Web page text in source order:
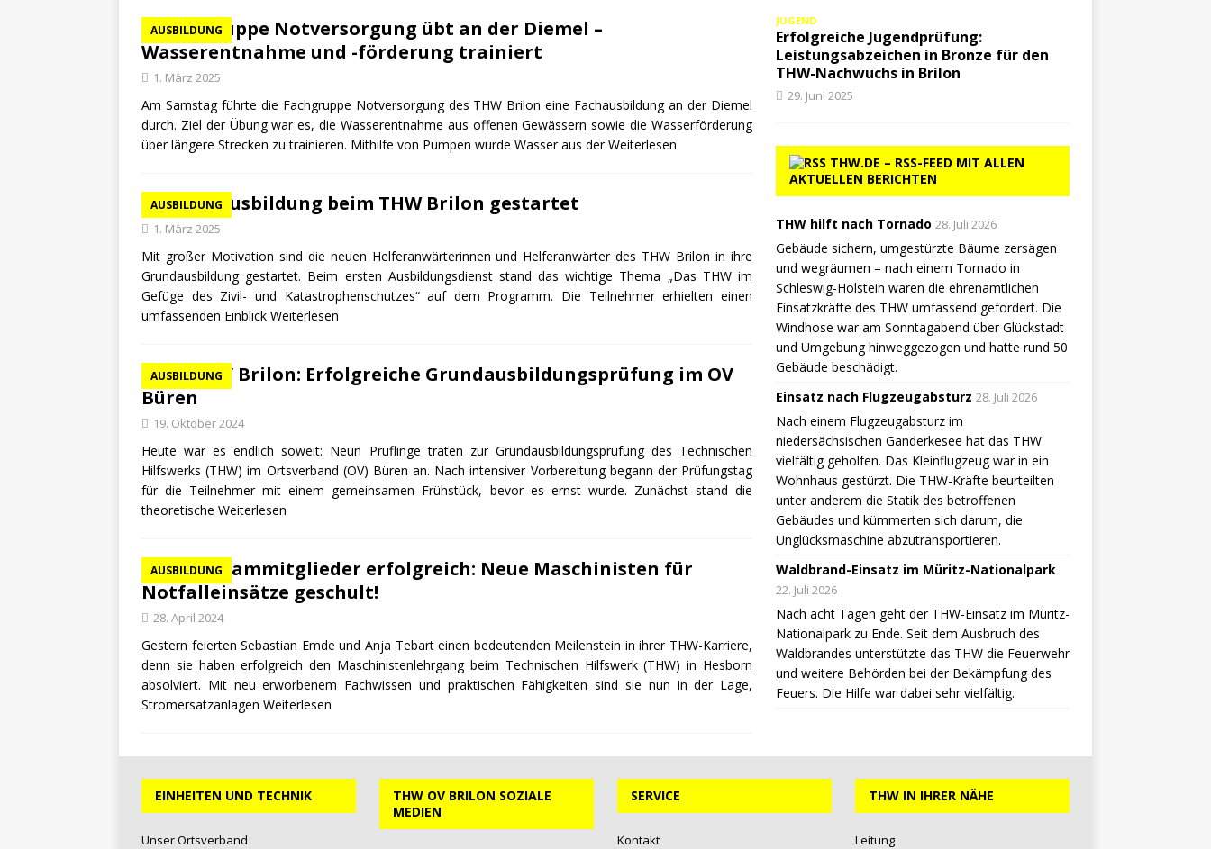
AUSBILDUNG
Fachgruppe Notversorgung übt an der Diemel –
Wasserentnahme und -förderung trainiert
1. März 2025
Am Samstag führte die Fachgruppe Notversorgung des THW Brilon eine Fachausbildung an der Diemel
durch. Ziel der Übung war es, die Wasserentnahme aus offenen Gewässern sowie die Wasserförderung
über längere Strecken zu trainieren. Mithilfe von Pumpen wurde Wasser aus derWeiterlesen
AUSBILDUNG
Grundausbildung beim THW Brilon gestartet
1. März 2025
Mit großer Motivation sind die neuen Helferanwärterinnen und Helferanwärter des THW Brilon in ihre
Grundausbildung gestartet. Beim ersten Ausbildungsdienst stand das wichtige Thema „Das THW im
Gefüge des Zivil- und Katastrophenschutzes“ auf dem Programm. Die Teilnehmer erhielten einen
umfassenden Einblick Weiterlesen
AUSBILDUNG
THW OV Brilon: Erfolgreiche Grundausbildungsprüfung im OV
Büren
19. Oktober 2024
Heute war es endlich soweit: Neun Prüflinge traten zur Grundausbildungsprüfung des Technischen
Hilfswerks (THW) im Ortsverband (OV) Büren an. Nach intensiver Vorbereitung begann der Prüfungstag
für die Teilnehmer mit einem gemeinsamen Frühstück, bevor es ernst wurde. Zunächst stand die
theoretische Weiterlesen
AUSBILDUNG
THW-Teammitglieder erfolgreich: Neue Maschinisten für
Notfalleinsätze geschult!
28. April 2024
Gestern feierten Sebastian Emde und Anja Tebart einen bedeutenden Meilenstein in ihrer THW-Karriere,
denn sie haben erfolgreich den Maschinistenlehrgang beim Technischen Hilfswerk (THW) in Hesborn
absolviert. Mit neu erworbenem Fachwissen und praktischen Fähigkeiten sind sie nun in der Lage,
Stromersatzanlagen Weiterlesen
JUGEND
Erfolgreiche Jugendprüfung:
Leistungsabzeichen in Bronze für den
THW-Nachwuchs in Brilon
29. Juni 2025
THW.DE – RSS-FEED MIT ALLEN
AKTUELLEN BERICHTEN
THW hilft nach Tornado 28. Juli 2026
Gebäude sichern, umgestürzte Bäume zersägen
und wegräumen – nach einem Tornado in
Schleswig-Holstein waren die ehrenamtlichen
Einsatzkräfte des THW umfassend gefordert. Die
Windhose war am Sonntagabend über Glückstadt
und Umgebung hinweggezogen und hatte rund 50
Gebäude beschädigt.
Einsatz nach Flugzeugabsturz 28. Juli 2026
Nach einem Flugzeugabsturz im
niedersächsischen Ganderkesee hat das THW
vielfältig geholfen. Das Kleinflugzeug war in ein
Wohnhaus gestürzt. Die THW-Kräfte beurteilten
unter anderem die Statik des betroffenen
Gebäudes und kümmerten sich darum, die
Unglücksmaschine abzutransportieren.
Waldbrand-Einsatz im Müritz-Nationalpark
22. Juli 2026
Nach acht Tagen geht der THW-Einsatz im Müritz-
Nationalpark zu Ende. Seit dem Ausbruch des
Waldbrandes unterstützte das THW die Feuerwehr
und weitere Behörden bei der Bekämpfung des
Feuers. Die Hilfe war dabei sehr vielfältig.
EINHEITEN UND TECHNIK
Unser Ortsverband
THW OV BRILON SOZIALE
MEDIEN
SERVICE
Kontakt
THW IN IHRER NÄHE
Leitung